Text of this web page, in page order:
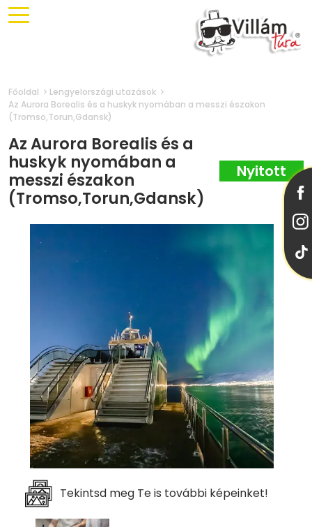
Főoldal
Lengyelországi utazások
Az Aurora Borealis és a huskyk nyomában a messzi északon
(Tromso,Torun,Gdansk)
Az Aurora Borealis és a
huskyk nyomában a
messzi északon
(Tromso,Torun,Gdansk)
Tekintsd meg Te is további képeinket!